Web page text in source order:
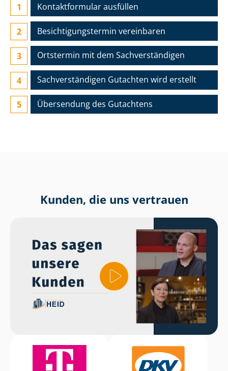
Kontaktformular ausfüllen
Besichtigungs­termin vereinbaren
Ortstermin mit dem Sach­ver­stän­di­gen
Sach­ver­stän­di­gen Gutachten wird erstellt
Übersendung des Gutachtens
Kunden, die uns vertrauen